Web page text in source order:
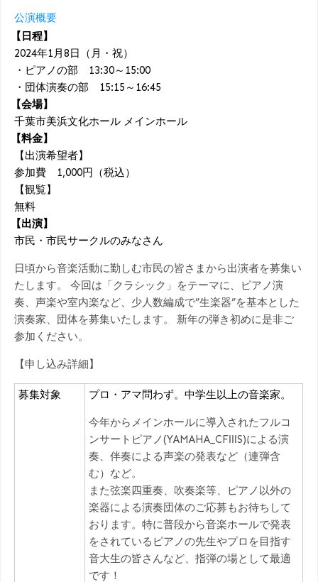
公演概要
【日程】
2024年1月8日（月・祝）
・ピアノの部 13:30～15:00
・団体演奏の部 15:15～16:45
【会場】
千葉市美浜文化ホール メインホール
【料金】
【出演希望者】
参加費 1,000円（税込）
【観覧】
無料
【出演】
市民・市民サークルのみなさん
日頃から音楽活動に勤しむ市民の皆さまから出演者を募集い
たします。 今回は「クラシック」をテーマに、ピアノ演
奏、声楽や室内楽など、少人数編成で”生楽器”を基本とした
演奏家、団体を募集いたします。 新年の弾き初めに是非ご
参加ください。
【申し込み詳細】
募集対象 プロ・アマ問わず。中学生以上の音楽家。
今年からメインホールに導入されたフルコ
ンサートピアノ(YAMAHA_CFⅢS)による演
奏、伴奏による声楽の発表など（連弾含
む）など。
また弦楽四重奏、吹奏楽等、ピアノ以外の
楽器による演奏団体のご応募もお待ちして
おります。特に普段から音楽ホールで発表
をされているピアノの先生やプロを目指す
音大生の皆さんなど、指弾の場として最適
です！